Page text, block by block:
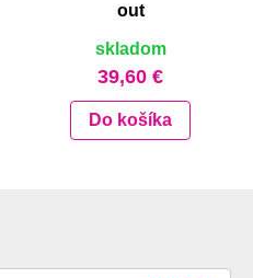
out
skladom
39,60 €
Do košíka